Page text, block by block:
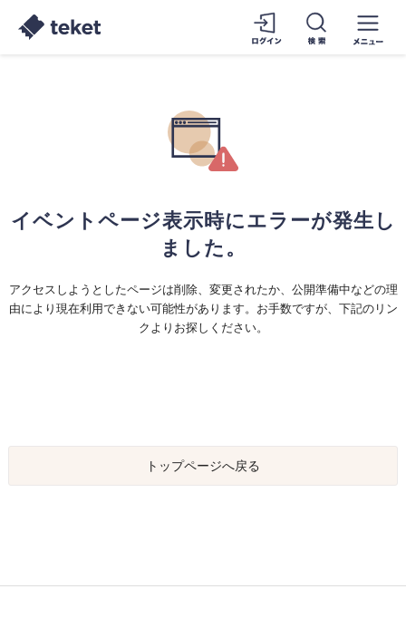
イベントページ表示時にエラーが発生し
ました。
アクセスしようとしたページは削除、変更されたか、公開準備中などの理
由により現在利用できない可能性があります。お手数ですが、下記のリン
クよりお探しください。
トップページへ戻る